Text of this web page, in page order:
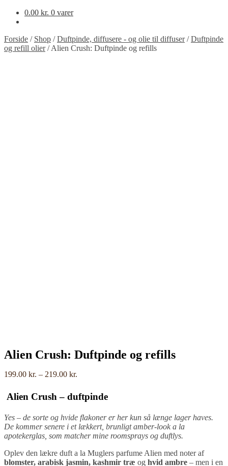
0.00 kr. 0 varer
Forside / Shop /Duftpinde, diffusere - og olie til diffuser/Duftpinde
og refill olier/Alien Crush: Duftpinde og refills
Alien Crush: Duftpinde og refills
199.00 kr. – 219.00 kr.
til
219.00 kr.
Alien Crush – duftpinde
Yes – de sorte og hvide flakoner er her kun så længe lager haves.
De kommer senere i et lækkert, brunligt amber-look a la
apotekerglas, som matcher mine roomsprays og duftlys.
Oplev den lækre duft a la Muglers parfume Alien med noter af
blomster, arabisk jasmin, kashmir træ og hvid ambre – men i en